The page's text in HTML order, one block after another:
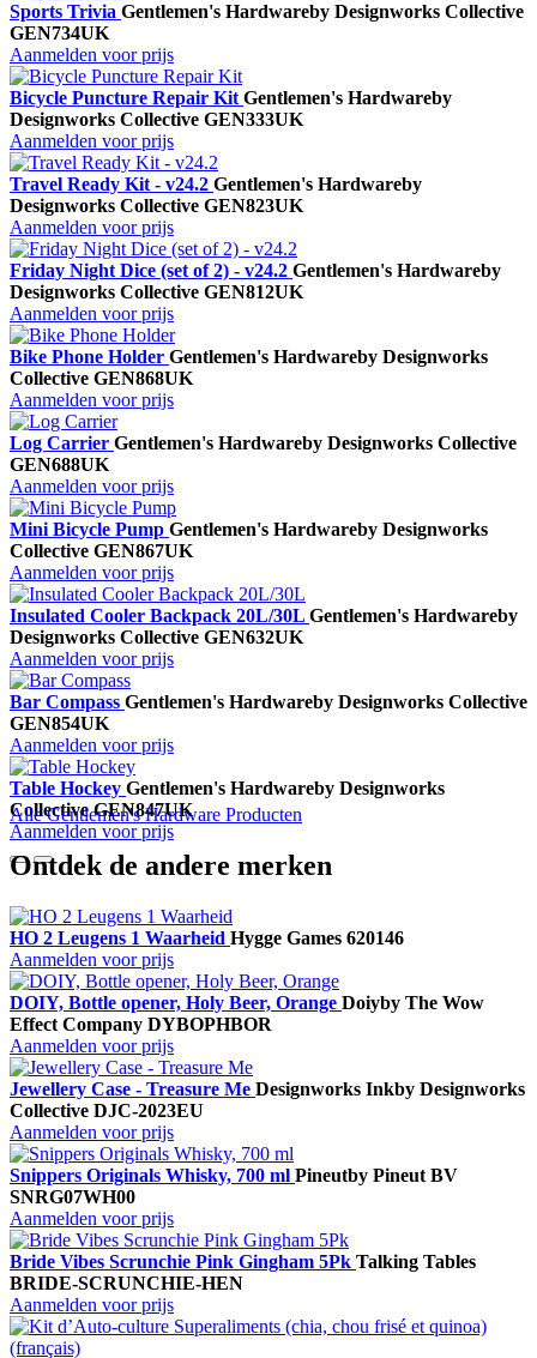
Sports Trivia Gentlemen's Hardwareby Designworks Collective
GEN734UK
Aanmelden voor prijs
Bicycle Puncture Repair KitGentlemen's Hardwareby
Designworks Collective GEN333UK
Aanmelden voor prijs
Travel Ready Kit - v24.2 Gentlemen's Hardwareby
Designworks Collective GEN823UK
Aanmelden voor prijs
Friday Night Dice (set of 2) - v24.2 Gentlemen's Hardwareby
Designworks Collective GEN812UK
Aanmelden voor prijs
Bike Phone Holder Gentlemen's Hardwareby Designworks
Collective GEN868UK
Aanmelden voor prijs
Log Carrier Gentlemen's Hardwareby Designworks Collective
GEN688UK
Aanmelden voor prijs
Mini Bicycle Pump Gentlemen's Hardwareby Designworks
Collective GEN867UK
Aanmelden voor prijs
Insulated Cooler Backpack 20L/30L Gentlemen's Hardwareby
Designworks Collective GEN632UK
Aanmelden voor prijs
Bar Compass Gentlemen's Hardwareby Designworks Collective
GEN854UK
Aanmelden voor prijs
Table Hockey Gentlemen's Hardwareby Designworks
Collective GEN847UK
Aanmelden voor prijs
Alle Gentlemen's Hardware Producten
Ontdek de andere merken
HO 2 Leugens 1 Waarheid Hygge Games 620146
Aanmelden voor prijs
DOIY, Bottle opener, Holy Beer, Orange Doiyby The Wow
Effect Company DYBOPHBOR
Aanmelden voor prijs
Jewellery Case - Treasure Me Designworks Inkby Designworks
Collective DJC-2023EU
Aanmelden voor prijs
Snippers Originals Whisky, 700 ml Pineutby Pineut BV
SNRG07WH00
Aanmelden voor prijs
Bride Vibes Scrunchie Pink Gingham 5Pk Talking Tables
BRIDE-SCRUNCHIE-HEN
Aanmelden voor prijs